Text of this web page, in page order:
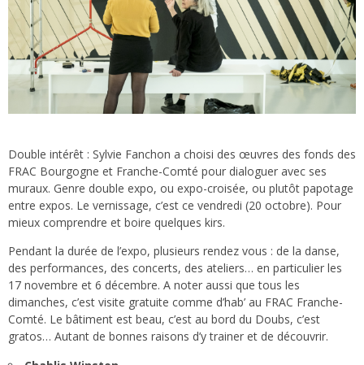
Double intérêt : Sylvie Fanchon a choisi des œuvres des fonds des
FRAC Bourgogne et Franche-Comté pour dialoguer avec ses
muraux. Genre double expo, ou expo-croisée, ou plutôt papotage
entre expos. Le vernissage, c’est ce vendredi (20 octobre). Pour
mieux comprendre et boire quelques kirs.
Pendant la durée de l’expo, plusieurs rendez vous : de la danse,
des performances, des concerts, des ateliers… en particulier les
17 novembre et 6 décembre. A noter aussi que tous les
dimanches, c’est visite gratuite comme d’hab’ au FRAC Franche-
Comté. Le bâtiment est beau, c’est au bord du Doubs, c’est
gratos… Autant de bonnes raisons d’y trainer et de découvrir.